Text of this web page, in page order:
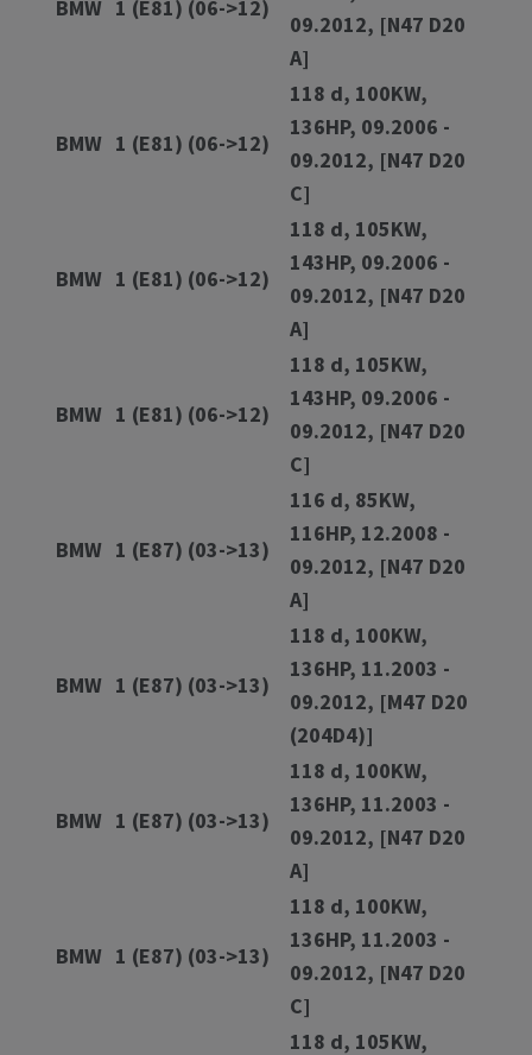
BMW 1 (E81) (06->12)
09.2012, [N47 D20
A]
BMW 1 (E81) (06->12)
118 d, 100KW,
136HP, 09.2006 -
09.2012, [N47 D20
C]
BMW 1 (E81) (06->12)
118 d, 105KW,
143HP, 09.2006 -
09.2012, [N47 D20
A]
BMW 1 (E81) (06->12)
118 d, 105KW,
143HP, 09.2006 -
09.2012, [N47 D20
C]
BMW 1 (E87) (03->13)
116 d, 85KW,
116HP, 12.2008 -
09.2012, [N47 D20
A]
BMW 1 (E87) (03->13)
118 d, 100KW,
136HP, 11.2003 -
09.2012, [M47 D20
(204D4)]
BMW 1 (E87) (03->13)
118 d, 100KW,
136HP, 11.2003 -
09.2012, [N47 D20
A]
BMW 1 (E87) (03->13)
118 d, 100KW,
136HP, 11.2003 -
09.2012, [N47 D20
C]
118 d, 105KW,